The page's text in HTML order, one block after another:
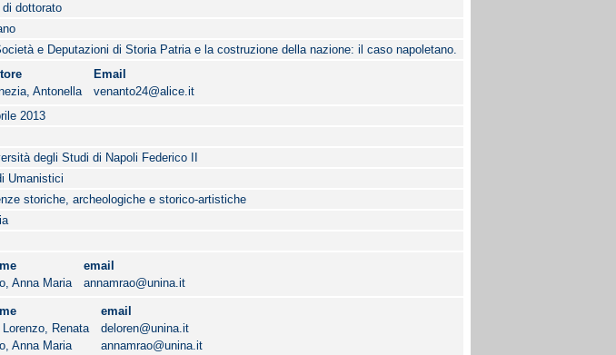
di dottorato
e Deputazioni di Storia Patria e la costruzione della nazione: il caso napoletano.
Email
Antonella
venanto24@alice.it
2013
degli Studi di Napoli Federico II
Umanistici
storiche, archeologiche e storico-artistiche
email
Anna Maria
annamrao@unina.it
email
Lorenzo, Renata
deloren@unina.it
Anna Maria
annamrao@unina.it